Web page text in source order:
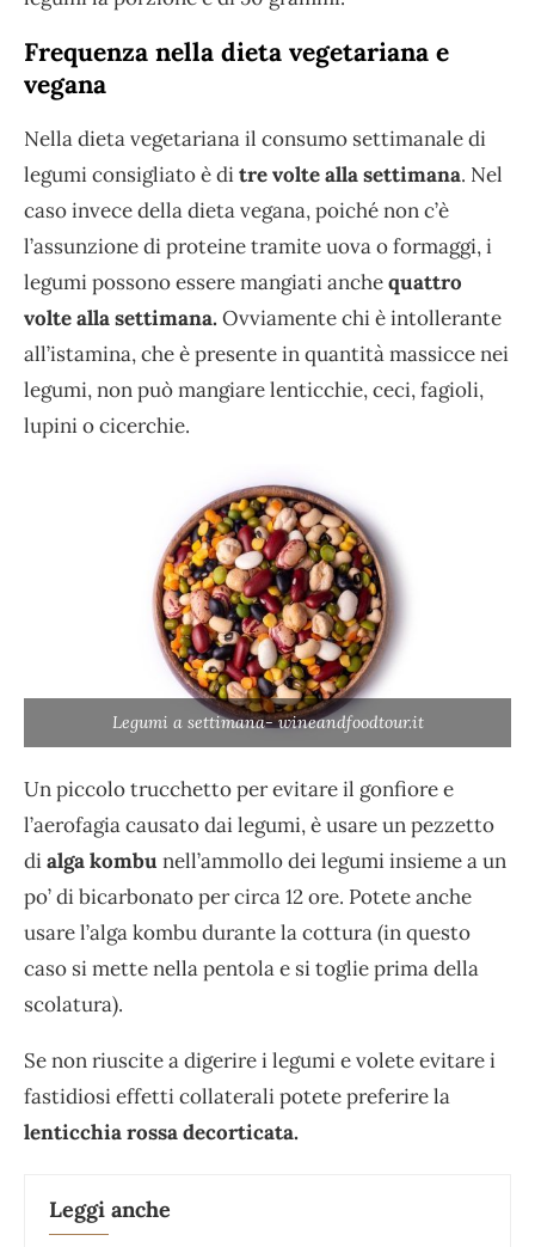
Frequenza nella dieta vegetariana e
vegana
Nella dieta vegetariana il consumo settimanale di
legumi consigliato è ditre volte alla settimana. Nel
caso invece della dieta vegana, poiché non c’è
l’assunzione di proteine tramite uova o formaggi, i
legumi possono essere mangiati anchequattro
volte alla settimana. Ovviamente chi è intollerante
all’istamina, che è presente in quantità massicce nei
legumi, non può mangiare lenticchie, ceci, fagioli,
lupini o cicerchie.
Legumi a settimana- wineandfoodtour.it
Un piccolo trucchetto per evitare il gonfiore e
l’aerofagia causato dai legumi, è usare un pezzetto
dialga kombu nell’ammollo dei legumi insieme a un
po’ di bicarbonato per circa 12 ore. Potete anche
usare l’alga kombu durante la cottura (in questo
caso si mette nella pentola e si toglie prima della
scolatura).
Se non riuscite a digerire i legumi e volete evitare i
fastidiosi effetti collaterali potete preferire la
lenticchia rossa decorticata.
Leggi anche